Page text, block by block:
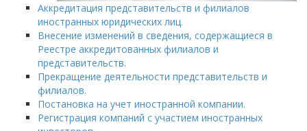
Аккредитация представительств и филиалов
иностранных юридических лиц.
Внесение изменений в сведения, содержащиеся в
Реестре аккредитованных филиалов и
представительств.
Прекращение деятельности представительств и
филиалов.
Постановка на учет иностранной компании.
Регистрация компаний с участием иностранных